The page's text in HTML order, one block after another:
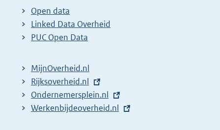
t
e
r
l
i
n
k
Open data
Linked Data Overheid
PUC Open Data
MijnOverheid.nl
E
x
t
Rijksoverheid.nl
E
x
Ondernemersplein.nl
E
Werkenbijdeoverheid.nl